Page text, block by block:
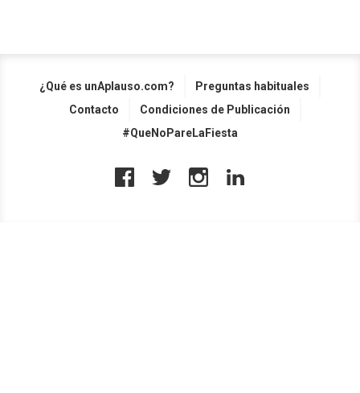
¿Qué es unAplauso.com?
Preguntas habituales
Contacto
Condiciones de Publicación
#QueNoPareLaFiesta